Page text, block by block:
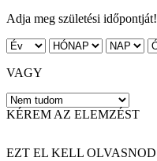
Adja meg születési időpontját!
VAGY
KÉREM AZ ELEMZÉST
EZT EL KELL OLVASNOD